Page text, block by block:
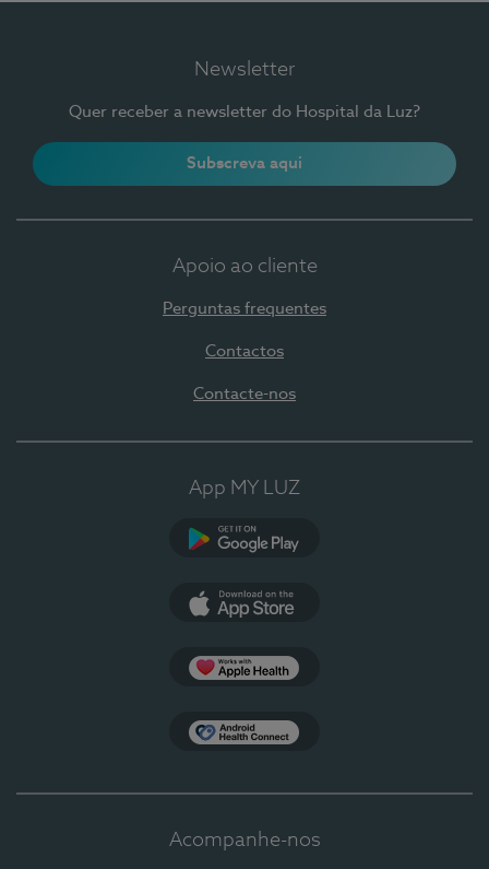
Newsletter
Quer receber a newsletter do Hospital da Luz?
Subscreva aqui
Apoio ao cliente
Perguntas frequentes
Contactos
Contacte-nos
App MY LUZ
Acompanhe-nos